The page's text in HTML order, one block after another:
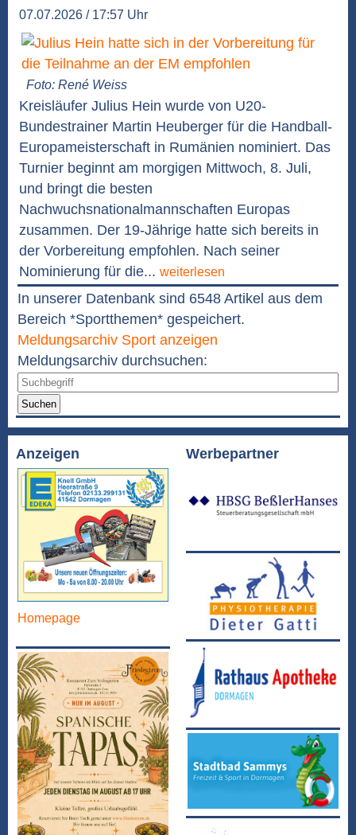
07.07.2026 / 17:57 Uhr
Foto: René Weiss
Kreisläufer Julius Hein wurde von U20-
Bundestrainer Martin Heuberger für die Handball-
Europameisterschaft in Rumänien nominiert. Das
Turnier beginnt am morgigen Mittwoch, 8. Juli,
und bringt die besten
Nachwuchsnationalmannschaften Europas
zusammen. Der 19-Jährige hatte sich bereits in
der Vorbereitung empfohlen. Nach seiner
Nominierung für die... weiterlesen
In unserer Datenbank sind 6548 Artikel aus dem
Bereich *Sportthemen* gespeichert.
Meldungsarchiv Sport anzeigen
Meldungsarchiv durchsuchen:
Suchen
Anzeigen
Homepage
Werbepartner